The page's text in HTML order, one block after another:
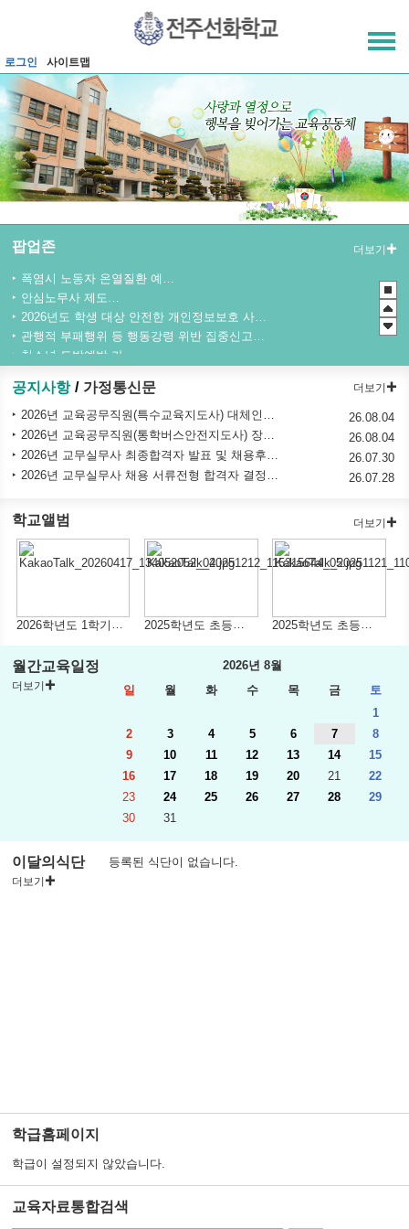
로그인 사이트맵
팝업존 더보기
청소년 도박예방 카드뉴스
관행적 부패행위 등 행동강령 위반 집중신고기간 운영
2026년도 학생 대상 안전한 개인정보보호 사례 공모전
안심노무사 제도 홍보
폭염시 노동자 온열질환 예방수칙
공지사항 더보기
2026년 교육공무직원(특수교육지도사) 대체인력 장애인 근로자 채용 공고
26.08.04
2026년 교육공무직원(통학버스안전지도사) 장애인 근로자 채용 공고
26.08.04
2026년 교무실무사 최종합격자 발표 및 채용후보자 등록 공고
26.07.30
2026년 교무실무사 채용 서류전형 합격자 결정 및 면접시험 시행계획 공고
26.07.28
가정통신문
학교앨범 더보기
2026학년도 1학기 고등학교 체육활동(정읍 천사히어로즈) 2025학년도 초등지역사회탐방(키즈카페) 2025학년도 초등지역사회탐방(삼례아띠농장)
월간교육일정
더보기
2026년 8월
일
월 화 수 목 금
토
1
2
3 4 5 6 7
8
9
10 11 12 13 14
15
16
17 18 19 20 21
22
23
24 25 26 27 28
29
30
31
이달의식단
더보기
등록된 식단이 없습니다.
학급홈페이지
학급이 설정되지 않았습니다.
교육자료통합검색